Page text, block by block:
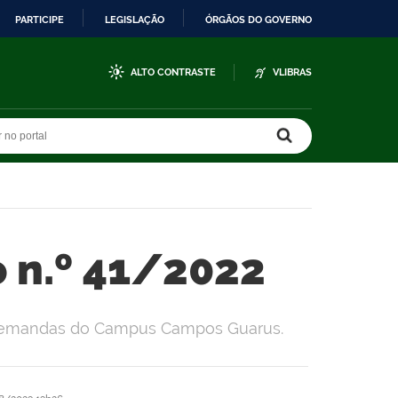
PARTICIPE LEGISLAÇÃO ÓRGÃOS DO GOVERNO
ALTO CONTRASTE VLIBRAS
n.º 41/2022
do Campus Campos Guarus.